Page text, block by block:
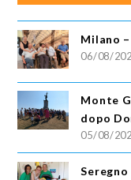
Milano
06/08/
Monte
dopo
05/08/